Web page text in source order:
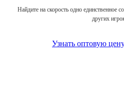
Найдите на скорость одно единственное
других
Узнать оптовую